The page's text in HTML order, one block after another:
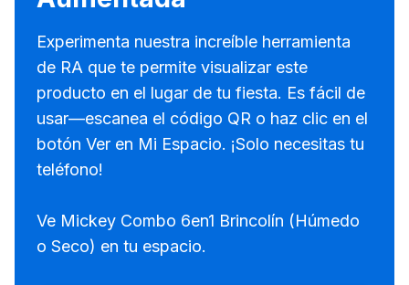
Experimenta nuestra increíble herramienta
de RA que te permite visualizar este
producto en el lugar de tu fiesta. Es fácil de
usar—escanea el código QR o haz clic en el
botón Ver en Mi Espacio. ¡Solo necesitas tu
teléfono!
Ve Mickey Combo 6en1 Brincolín (Húmedo
o Seco) en tu espacio.